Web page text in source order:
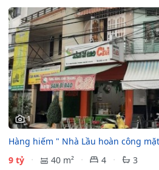
1
Hàng hiếm " Nhà Lầu hoàn công
9 tỷ
40 m² 4
3